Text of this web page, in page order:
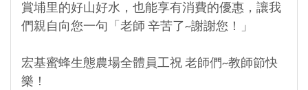
賞埔里的好山好水，也能享有消費的優惠，讓我
們親自向您一句「老師 辛苦了~謝謝您！」
宏基蜜蜂生態農場全體員工祝 老師們~教師節快
樂！